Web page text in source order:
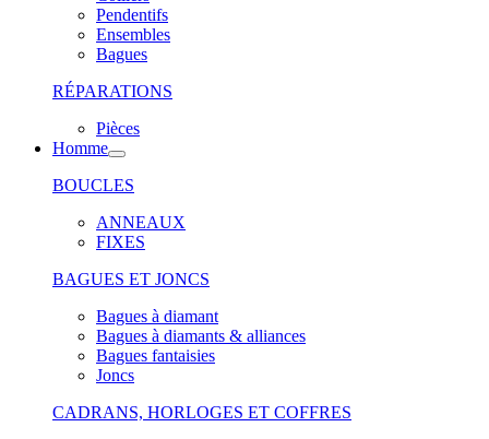
Pendentifs
Ensembles
Bagues
RÉPARATIONS
Pièces
Homme
BOUCLES
ANNEAUX
FIXES
BAGUES ET JONCS
Bagues à diamant
Bagues à diamants & alliances
Bagues fantaisies
Joncs
CADRANS, HORLOGES ET COFFRES